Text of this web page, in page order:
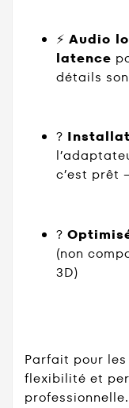
⚡ Audio
latence
détails
?️
c’est prêt
?
(non
3D)
Parfait pour
flexibilité et
professionnelle.